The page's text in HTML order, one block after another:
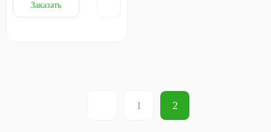
Заказать
1 2